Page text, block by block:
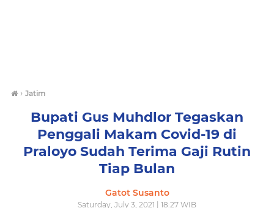
› Jatim
Bupati Gus Muhdlor Tegaskan
Penggali Makam Covid-19 di
Praloyo Sudah Terima Gaji Rutin
Tiap Bulan
Gatot Susanto
Saturday, July 3, 2021 | 18:27 WIB